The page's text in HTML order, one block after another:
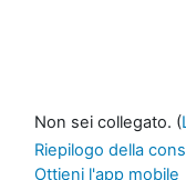
Non sei collegato. (
Riepilogo della
Ottieni l'app mobile